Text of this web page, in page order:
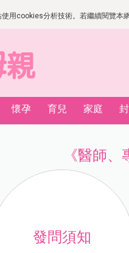
用cookies分析技術。若繼續閱覽
懷孕 育兒 家庭
《醫師、
發問須知